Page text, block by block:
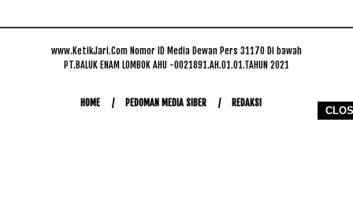
www.KetikJari.Com Nomor ID Media Dewan Pers 31170 Di bawah
PT.BALUK ENAM LOMBOK AHU -0021891.AH.01.01.TAHUN 2021
HOME PEDOMAN MEDIA SIBER REDAKSI